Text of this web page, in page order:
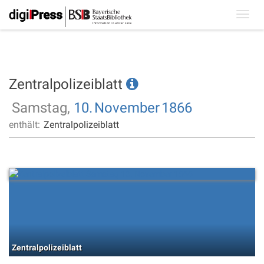
Zentralpolizeiblatt
Samstag, 10. November1866
enthält: Zentralpolizeiblatt
Zentralpolizeiblatt